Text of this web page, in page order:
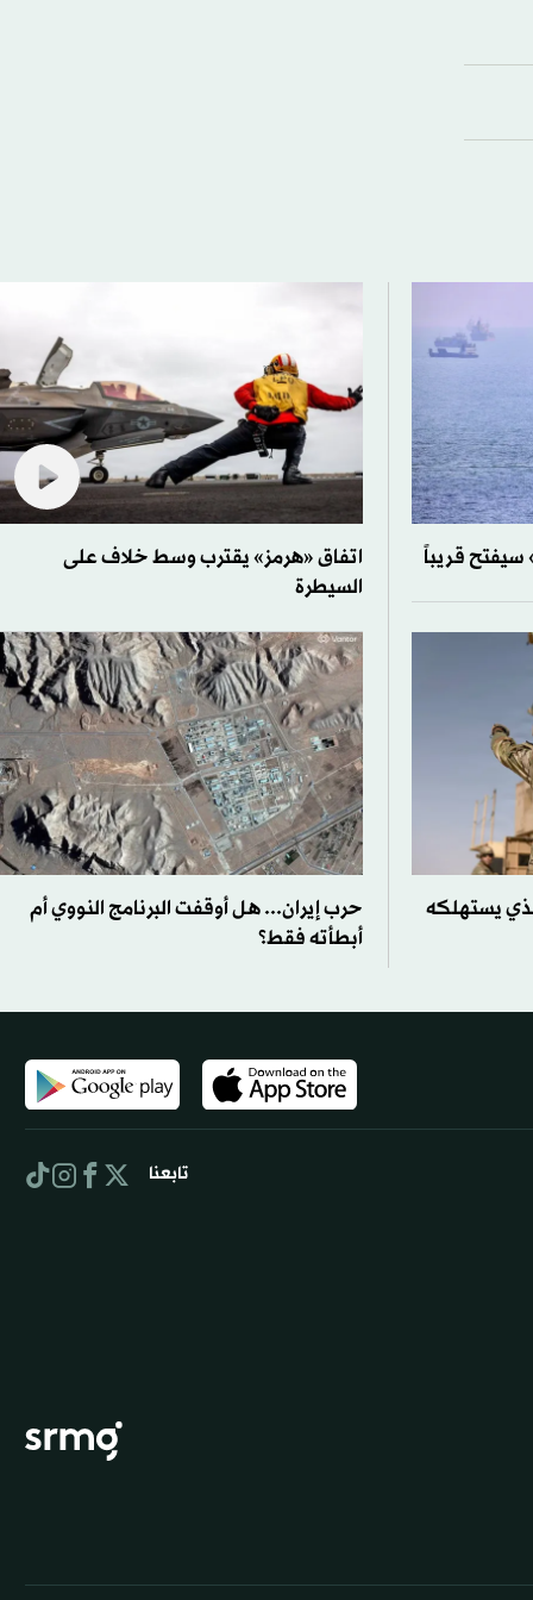
قريباً
اتفاق «هرمز» يقترب وسط خلاف على
السيطرة
يستهلكه
حرب إيران... هل أوقفت البرنامج النووي أم
أبطأته فقط؟
تابعنا